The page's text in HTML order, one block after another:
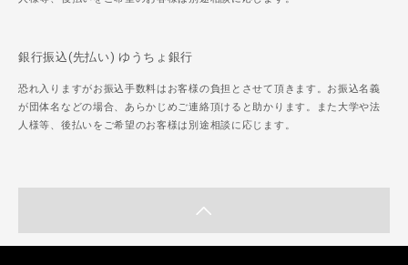
銀行振込(先払い) ゆうちょ銀行
恐れ入りますがお振込手数料はお客様の負担とさせて頂きます。お振込名義
が団体名などの場合、あらかじめご連絡頂けると助かります。また大学や法
人様等、後払いをご希望のお客様は別途相談に応じます。